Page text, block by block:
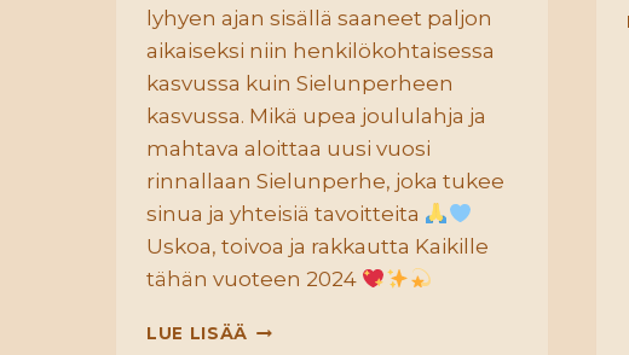
lyhyen ajan sisällä saaneet paljon
aikaiseksi niin henkilökohtaisessa
kasvussa kuin Sielunperheen
kasvussa. Mikä upea joululahja ja
mahtava aloittaa uusi vuosi
rinnallaan Sielunperhe, joka tukee
sinua ja yhteisiä tavoitteita
Uskoa, toivoa ja rakkautta Kaikille
tähän vuoteen 2024
LUE LISÄÄ RAKKAUDEN